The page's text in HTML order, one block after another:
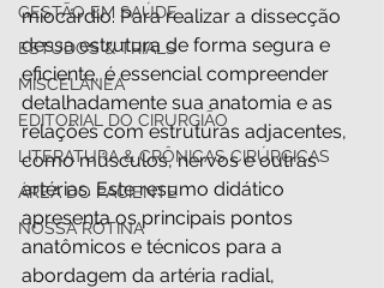
GESTÃO EM SAÚDE
ESTUDOS & TRIALS
MISCELÂNEA
EDITORIAL DO CIRURGIÃO
LITERATURA & CRÔNICAS CIRÚRGICAS
ÁREA DO PACIENTE
NOSSA ROTINA
miocárdio. Para realizar a dissecção
dessa estrutura de forma segura e
eficiente, é essencial compreender
detalhadamente sua anatomia e as
relações com estruturas adjacentes,
como músculos, nervos e outras
artérias. Este resumo didático
apresenta os principais pontos
anatômicos e técnicos para a
abordagem da artéria radial,